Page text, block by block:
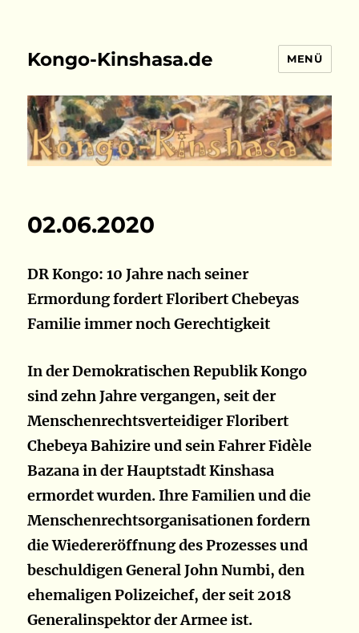
Kongo-Kinshasa.de MENÜ
02.06.2020
DR Kongo: 10 Jahre nach seiner
Ermordung fordert Floribert Chebeyas
Familie immer noch Gerechtigkeit
In der Demokratischen Republik Kongo
sind zehn Jahre vergangen, seit der
Menschenrechtsverteidiger Floribert
Chebeya Bahizire und sein Fahrer Fidèle
Bazana in der Hauptstadt Kinshasa
ermordet wurden. Ihre Familien und die
Menschenrechtsorganisationen fordern
die Wiedereröffnung des Prozesses und
beschuldigen General John Numbi, den
ehemaligen Polizeichef, der seit 2018
Generalinspektor der Armee ist.